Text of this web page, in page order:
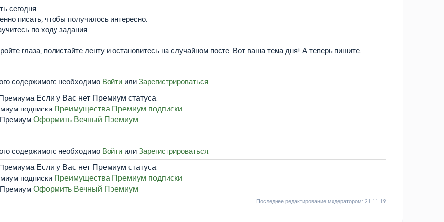
сегодня.
писать, чтобы получилось интересно.
по ходу задания.
глаза, полистайте ленту и остановитесь на случайном посте. Вот ваша тема дня! А теперь пишите.
содержимого необходимо Войти или Зарегистрироваться.
Если у Вас нет Премиум статуса:
Преимущества Премиум подписки
Оформить Вечный Премиум
содержимого необходимо Войти или Зарегистрироваться.
Если у Вас нет Премиум статуса:
Преимущества Премиум подписки
Оформить Вечный Премиум
Последнее редактирование модератором: 21.11.19